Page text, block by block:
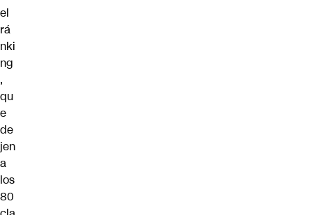
el
rá
nki
ng
,
qu
e
de
jen
a
los
80